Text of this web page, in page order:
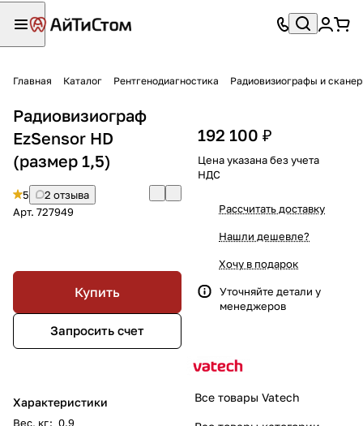
Главная Каталог Рентгенодиагностика Радиовизиографы и
Радиовизиограф
EzSensor HD
(размер 1,5)
5
2 отзыва
Арт. 727949
Купить
Запросить счет
Характеристики
Вес, кг: 0.9
192 100 ₽
Цена указана без учета
НДС
Рассчитать доставку
Нашли дешевле?
Хочу в подарок
Уточняйте детали у
менеджеров
Все товары Vatech